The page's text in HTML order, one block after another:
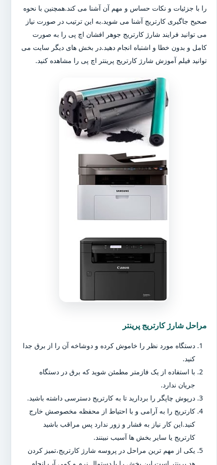
را با جزئیات و نکات حساس و مهم آن آشنا می کند.همچنین با نحوه
صحیح جاگیری کارتریج آشنا می شوید.به این ترتیب در صورت نیاز
می توانید فرایند شارژ کارتریج جوهر افشان اچ پی را به صورت
کامل و بدون خطا و اشتباه انجام دهید.در بخش های دیگر سایت می
توانید فیلم آموزش شارژ کارتریج پرینتر اچ پی را مشاهده کنید.
مراحل شارژ کارتریج پرینتر
دستگاه مورد نظر را خاموش کرده و دوشاخه آن را از برق جدا
کنید.
با استفاده از یک فازمتر مطمئن شوید که برق در دستگاه
جریان ندارد.
درپوش چاپگر را بردارید تا به کارتریج دسترسی داشته باشید.
کارتریج را به آرامی و با احتیاط از محفظه مخصوصش خارج
کنید.این کار نیاز به فشار و زور ندارد پس مراقب باشید
کارتریج یا سایر بخش ها آسیب نبینند.
یکی از مهم ترین مراحل در پروسه شارژ کارتریج،تمیز کردن